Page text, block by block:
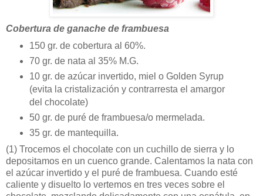
Cobertura de ganache de frambuesa
150 gr. de cobertura al 60%.
70 gr. de nata al 35% M.G.
10 gr. de azúcar invertido, miel o Golden Syrup
(evita la cristalización y contrarresta el amargor
del chocolate)
50 gr. de puré de frambuesa/o mermelada.
35 gr. de mantequilla.
(1) Trocemos el chocolate con un cuchillo de sierra y lo
depositamos en un cuenco grande. Calentamos la nata con
el azúcar invertido y el puré de frambuesa. Cuando esté
caliente y disuelto lo vertemos en tres veces sobre el